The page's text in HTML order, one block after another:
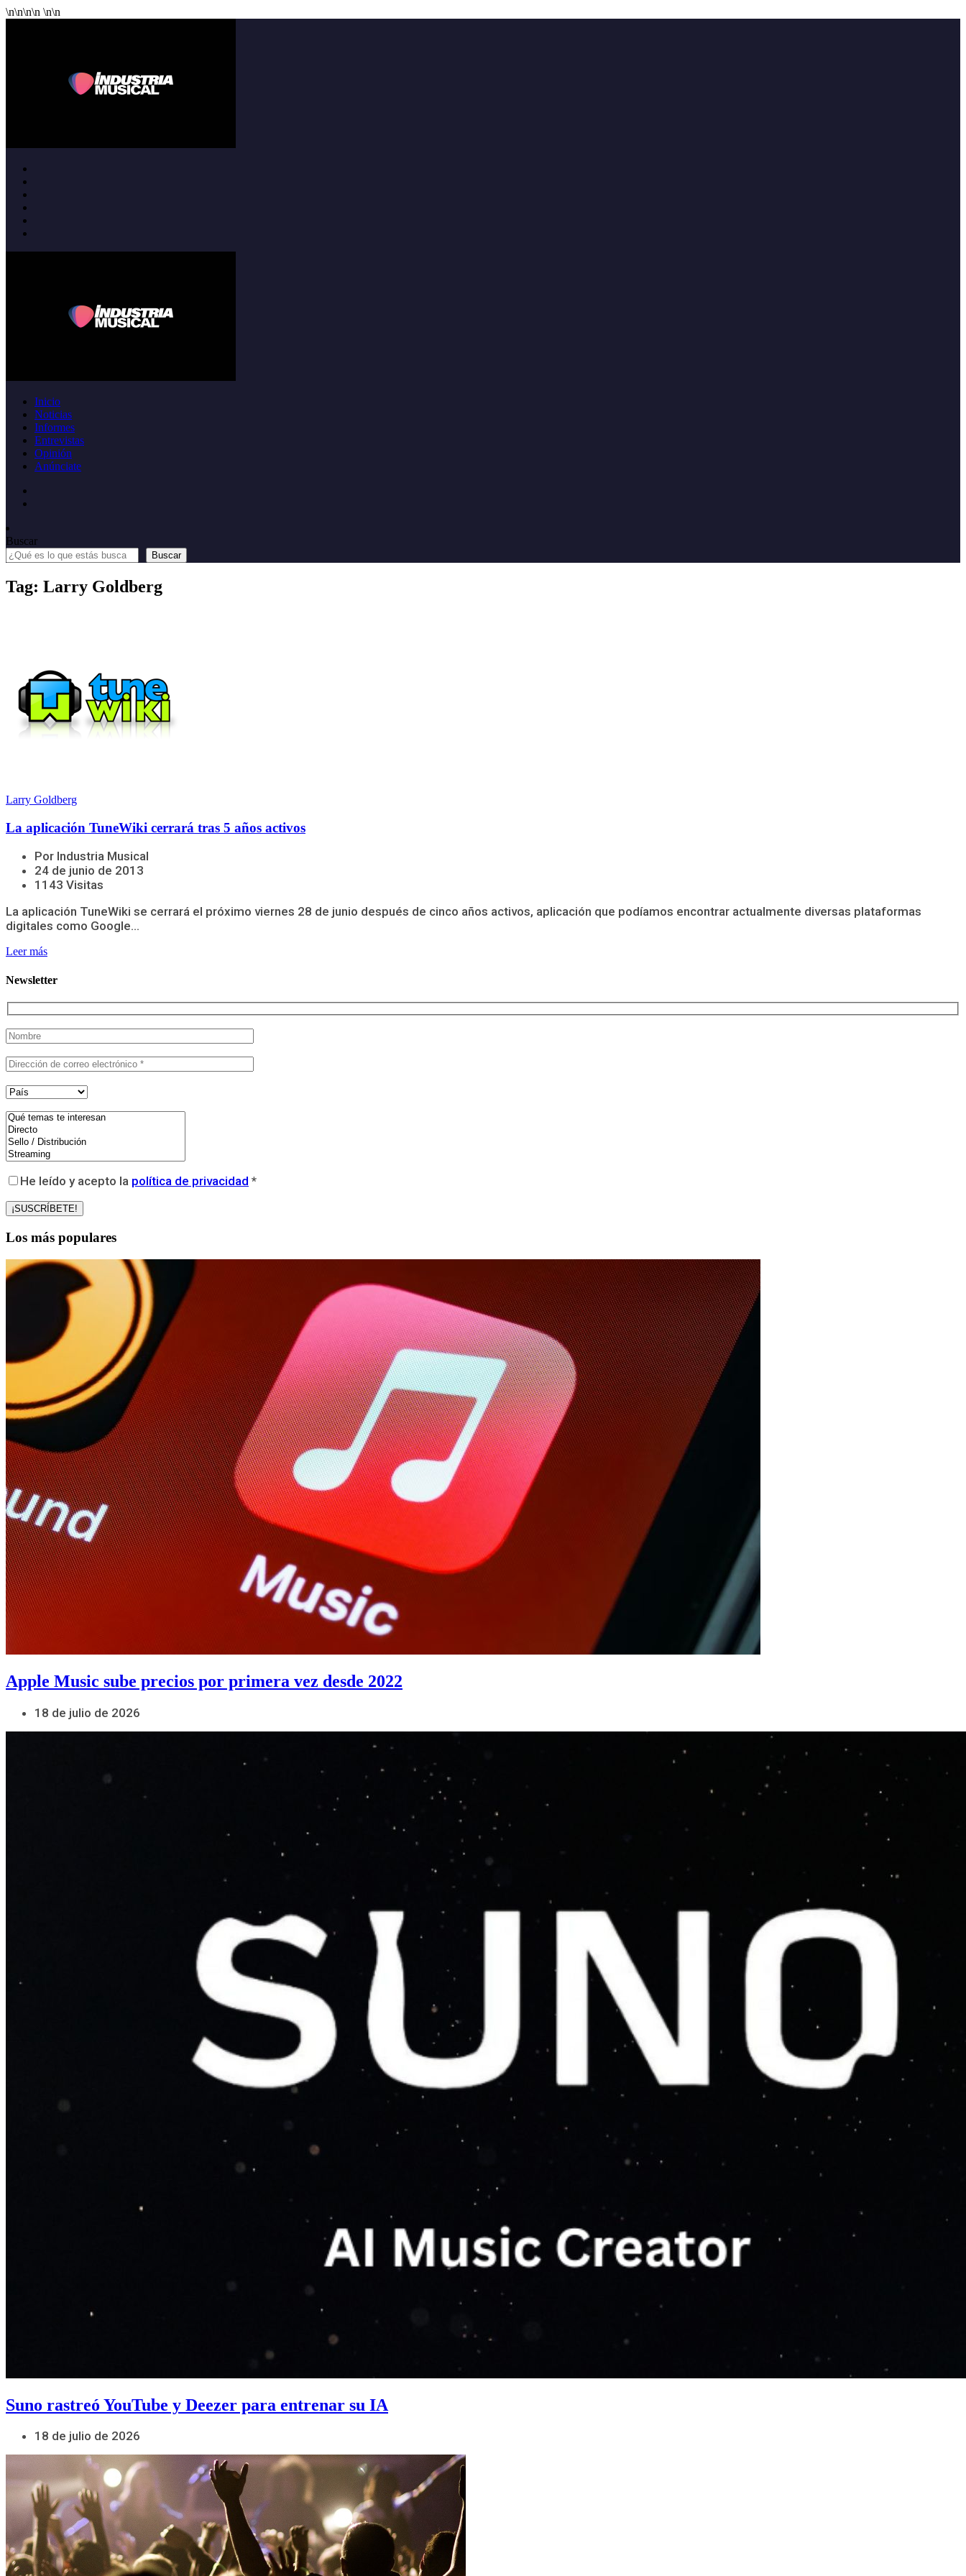
\n\n\n\n \n\n
Inicio
Noticias
Informes
Entrevistas
Opinión
Anúnciate
Buscar
Buscar
Tag: Larry Goldberg
Larry Goldberg
La aplicación TuneWiki cerrará tras 5 años activos
Por Industria Musical
24 de junio de 2013
1143 Visitas
La aplicación TuneWiki se cerrará el próximo viernes 28 de junio después de cinco años activos, aplicación que podíamos encontrar actualmente diversas plataformas
digitales como Google...
Leer más
Newsletter
He leído y acepto la política de privacidad *
Los más populares
Apple Music sube precios por primera vez desde 2022
18 de julio de 2026
Suno rastreó YouTube y Deezer para entrenar su IA
18 de julio de 2026